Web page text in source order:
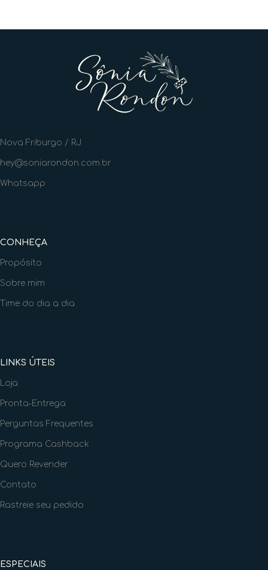
Nova Friburgo / RJ
hey@soniarondon.com.br
Whatsapp
CONHEÇA
Propósito
Sobre mim
Time do dia a dia
LINKS ÚTEIS
Loja
Pronta-Entrega
Perguntas Frequentes
Programa Cashback
Quero Revender
Contato
Rastreie seu pedido
ESPECIAIS